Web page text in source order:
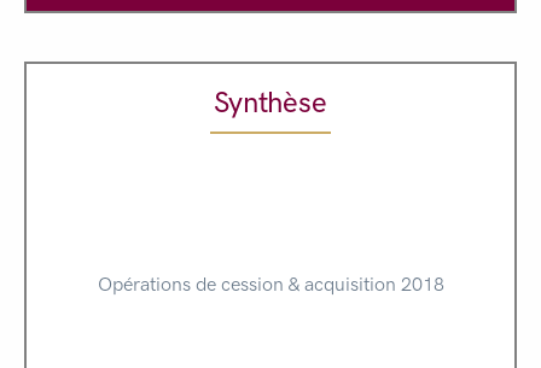
Synthèse
Opérations de cession & acquisition 2018